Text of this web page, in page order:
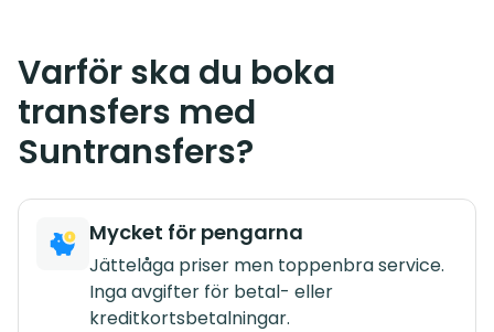
Varför ska du boka
transfers med
Suntransfers?
Mycket för pengarna
Jättelåga priser men toppenbra service.
Inga avgifter för betal- eller
kreditkortsbetalningar.